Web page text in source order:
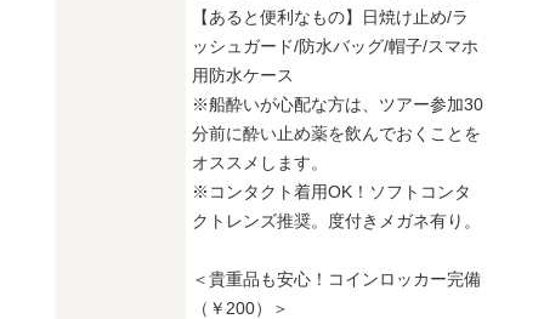
【あると便利なもの】日焼け止め/ラ
ッシュガード/防水バッグ/帽子/スマホ
用防水ケース
※船酔いが心配な方は、ツアー参加30
分前に酔い止め薬を飲んでおくことを
オススメします。
※コンタクト着用OK！ソフトコンタ
クトレンズ推奨。度付きメガネ有り。
＜貴重品も安心！コインロッカー完備
（￥200）＞